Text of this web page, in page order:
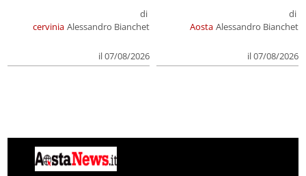
cervinia
di
Alessandro Bianchet
il 07/08/2026
Aosta
di
Alessandro Bianchet
il 07/08/2026